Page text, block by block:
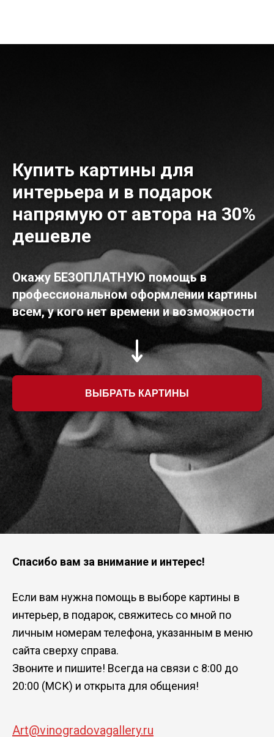
Купить картины для
интерьера и в подарок
напрямую от автора на 30%
дешевле
Окажу БЕЗОПЛАТНУЮ помощь в
профессиональном оформлении картины
всем, у кого нет времени и возможности
ВЫБРАТЬ КАРТИНЫ
Спасибо вам за внимание и интерес!
Если вам нужна помощь в выборе картины в
интерьер, в подарок, свяжитесь со мной по
личным номерам телефона, указанным в меню
сайта сверху справа.
Звоните и пишите! Всегда на связи с 8:00 до
20:00 (МСК) и открыта для общения!
Art@vinogradovagallery.ru